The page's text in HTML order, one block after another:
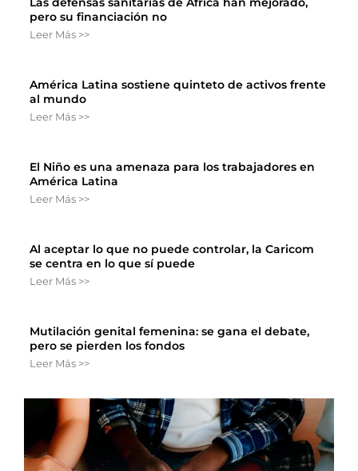
pero su financiación no
Leer Más >>
América Latina sostiene quinteto de activos frente
al mundo
Leer Más >>
El Niño es una amenaza para los trabajadores en
América Latina
Leer Más >>
Al aceptar lo que no puede controlar, la Caricom
se centra en lo que sí puede
Leer Más >>
Mutilación genital femenina: se gana el debate,
pero se pierden los fondos
Leer Más >>